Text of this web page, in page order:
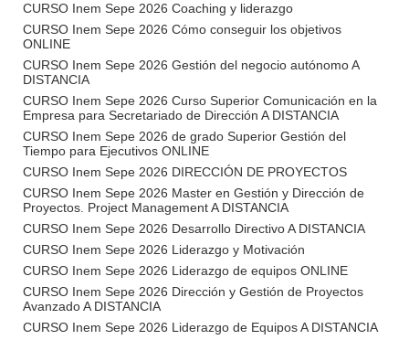
CURSO Inem Sepe 2026 Coaching y liderazgo
CURSO Inem Sepe 2026 Cómo conseguir los objetivos
ONLINE
CURSO Inem Sepe 2026 Gestión del negocio autónomo A
DISTANCIA
CURSO Inem Sepe 2026 Curso Superior Comunicación en la
Empresa para Secretariado de Dirección A DISTANCIA
CURSO Inem Sepe 2026 de grado Superior Gestión del
Tiempo para Ejecutivos ONLINE
CURSO Inem Sepe 2026 DIRECCIÓN DE PROYECTOS
CURSO Inem Sepe 2026 Master en Gestión y Dirección de
Proyectos. Project Management A DISTANCIA
CURSO Inem Sepe 2026 Desarrollo Directivo A DISTANCIA
CURSO Inem Sepe 2026 Liderazgo y Motivación
CURSO Inem Sepe 2026 Liderazgo de equipos ONLINE
CURSO Inem Sepe 2026 Dirección y Gestión de Proyectos
Avanzado A DISTANCIA
CURSO Inem Sepe 2026 Liderazgo de Equipos A DISTANCIA